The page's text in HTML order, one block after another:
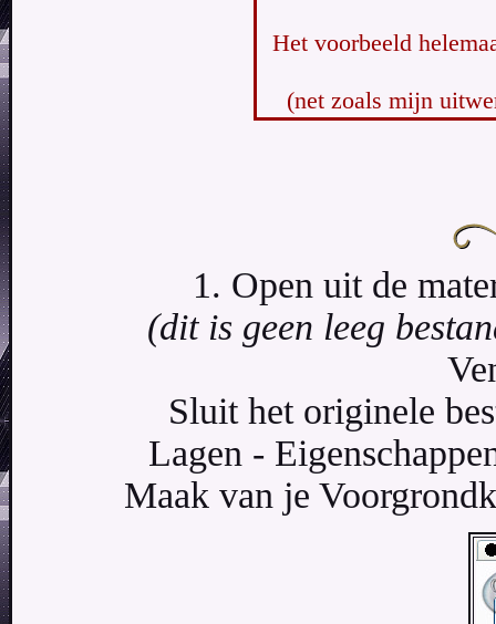
Het voorbeeld
(net zoals mijn
1. Open uit de
(dit is geen leeg
Sluit het originele
Lagen -
Maak van je